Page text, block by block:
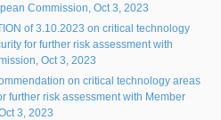
Commission, Oct 3, 2023
of 3.10.2023 on critical technology
for further risk assessment with
Oct 3, 2023
on critical technology areas
further risk assessment with Member
3, 2023